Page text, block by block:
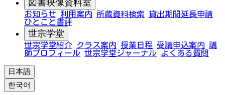
図書映像資料室
お知らせ 利用案内 所蔵資料検索
貸出期間延長申請
ひとこと書評
世宗学堂
世宗学堂紹介 クラス案内 授業日程 受講申込案内 講
師プロフィール 世宗学堂ジャーナル よくある質問
日本語
한국어